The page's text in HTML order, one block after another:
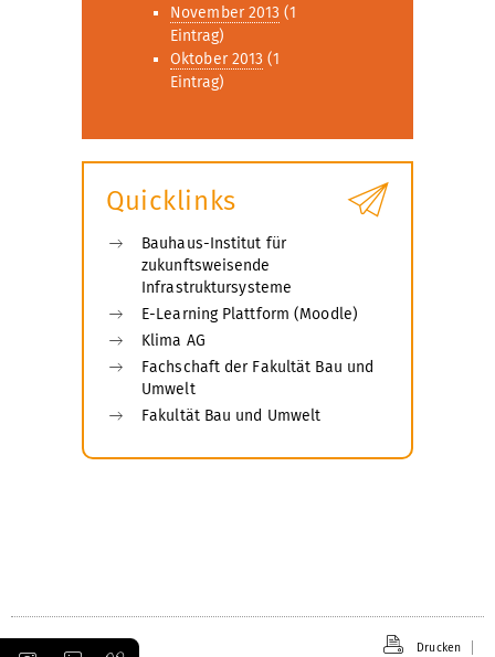
November 2013 (1
Eintrag)
Oktober 2013 (1
Eintrag)
Quicklinks
Bauhaus-Institut für
zukunftsweisende
Infrastruktursysteme
E-Learning Plattform (Moodle)
Klima AG
Fachschaft der Fakultät Bau und
Umwelt
Fakultät Bau und Umwelt
Drucken